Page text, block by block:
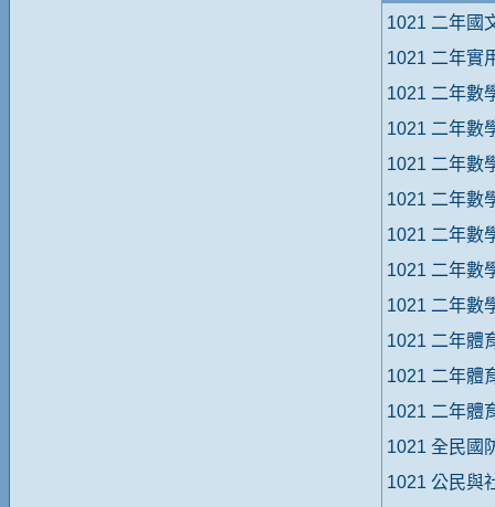
1021 二年國
1021 二年實
1021 二年數
1021 二年數
1021 二年數
1021 二年數
1021 二年數
1021 二年數
1021 二年數
1021 二年體
1021 二年體
1021 二年體
1021 全民國
1021 公民與